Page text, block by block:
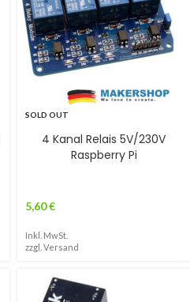
SOLD OUT
4 Kanal Relais 5V/230V
Raspberry Pi
5,60€
Inkl. MwSt.
zzgl. Versand